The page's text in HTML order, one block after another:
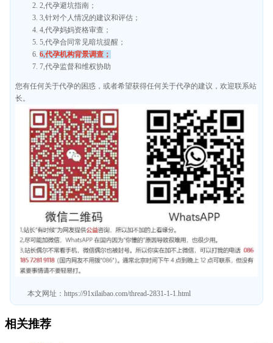
2,代孕避坑指南；
3,针对个人情况的建议和评估；
4,代孕妈妈资格审查；
5,代孕合同常见暗坑提醒；
6,代孕机构背景调查；
7,代孕监督和维权协助
您有任何关于代孕的困惑，或者希望获得任何关于代孕的建议，欢迎联系站
长。
本文网址： https://91xilaibao.com/thread-2831-1-1.html
相关推荐